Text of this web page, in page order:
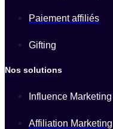
Paiement affiliés
Gifting
Nos solutions
Influence Marketing
Affiliation Marketing